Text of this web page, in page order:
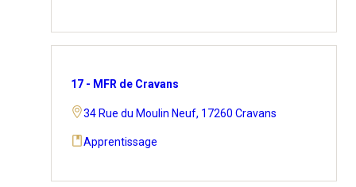
17 - MFR de Cravans
34 Rue du Moulin Neuf, 17260 Cravans
Apprentissage